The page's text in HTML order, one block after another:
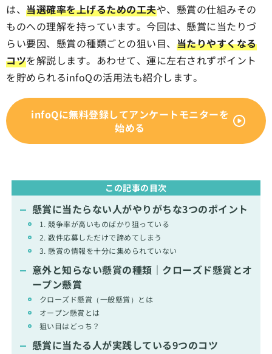
は、 当選確率を上げるための工夫や、懸賞の仕組みその
ものへの理解を持っています。今回は、懸賞に当たりづ
らい要因、懸賞の種類ごとの狙い目、 当たりやすくなる
コツを解説します。あわせて、運に左右されずポイント
を貯められるinfoQの活用法も紹介します。
infoQに無料登録してアンケートモニターを
始める
この記事の目次
懸賞に当たらない人がやりがちな3つのポイント
1. 競争率が高いものばかり狙っている
2. 数件応募しただけで諦めてしまう
3. 懸賞の情報を十分に集められていない
意外と知らない懸賞の種類｜クローズド懸賞とオ
ープン懸賞
クローズド懸賞（一般懸賞）とは
オープン懸賞とは
狙い目はどっち？
懸賞に当たる人が実践している9つのコツ